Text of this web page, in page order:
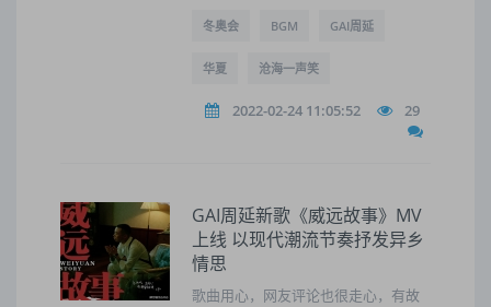
冬奥会 BGM GAI周延
华夏 沧海一声笑
2022-02-24 11:05:52 29
GAI周延新歌《威远故事》MV
上线 以现代潮流节奏抒发异乡
情思
歌曲用心，网友评论也很走心，有故